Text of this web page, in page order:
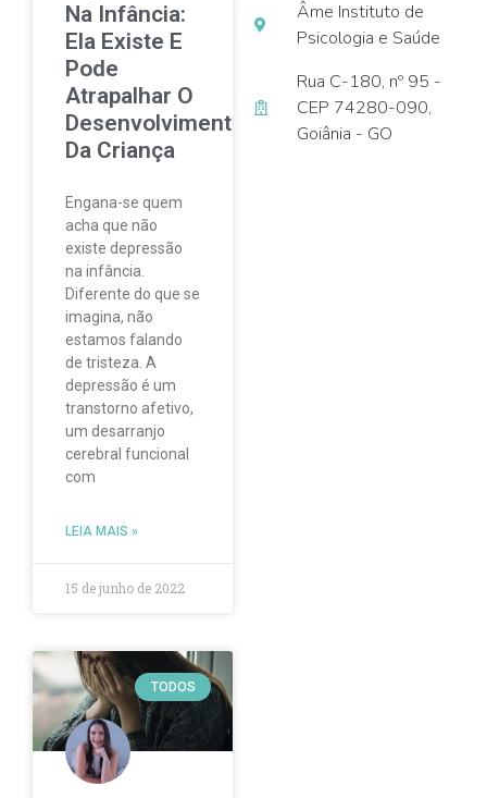
Na Infância:
Ela Existe E
Pode
Atrapalhar O
Desenvolvimento
Da Criança
Engana-se quem
acha que não
existe depressão
na infância.
Diferente do que se
imagina, não
estamos falando
de tristeza. A
depressão é um
transtorno afetivo,
um desarranjo
cerebral funcional
com
LEIA MAIS »
15 de junho de 2022
TODOS
Âme Instituto de
Psicologia e Saúde
Rua C-180, nº 95 -
CEP 74280-090,
Goiânia - GO